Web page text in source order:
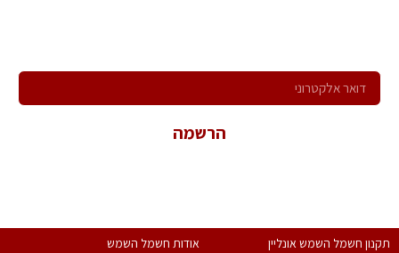
הרשמה
חשמל השמש אונליין
אודות חשמל השמש